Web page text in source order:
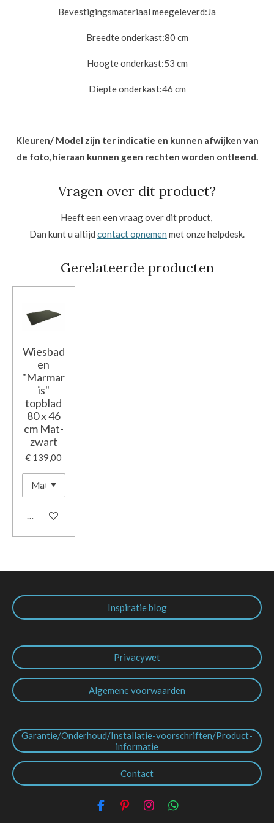
Bevestigingsmateriaal meegeleverd:Ja
Breedte onderkast:80 cm
Hoogte onderkast:53 cm
Diepte onderkast:46 cm
Kleuren/ Model zijn ter indicatie en kunnen afwijken van
de foto, hieraan kunnen geen rechten worden ontleend.
Vragen over dit product?
Heeft een een vraag over dit product,
Dan kunt u altijd contact opnemen met onze helpdesk.
Gerelateerde producten
Wiesbad
en
"Marmar
is"
topblad
80 x 46
cm Mat-
zwart
€ 139,00
In winkelwagen
Inspiratie blog
Privacywet
Algemene voorwaarden
Garantie/Onderhoud/Installatie-voorschriften/Product-
informatie
Contact
F
P
I
W